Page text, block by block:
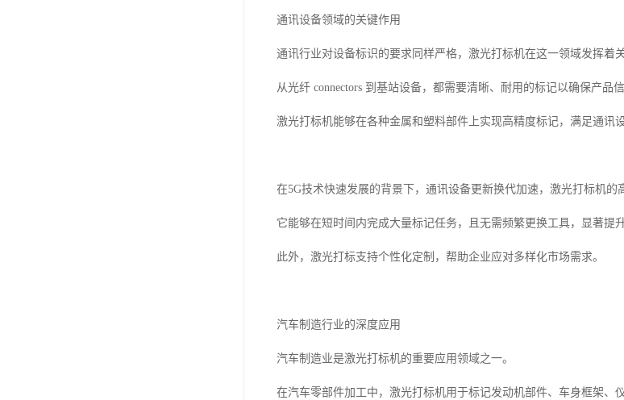
通讯设备领域的关键作用
通讯行业对设备标识的要求同样严格，激光打标机在这一领域发挥着关
从光纤 connectors 到基站设备，都需要清晰、耐用的标记以确保产品
激光打标机能够在各种金属和塑料部件上实现高精度标记，满足通讯
在5G技术快速发展的背景下，通讯设备更新换代加速，激光打标机的
它能够在短时间内完成大量标记任务，且无需频繁更换工具，显著提
此外，激光打标支持个性化定制，帮助企业应对多样化市场需求。
汽车制造行业的深度应用
汽车制造业是激光打标机的重要应用领域之一。
在汽车零部件加工中，激光打标机用于标记发动机部件、车身框架、